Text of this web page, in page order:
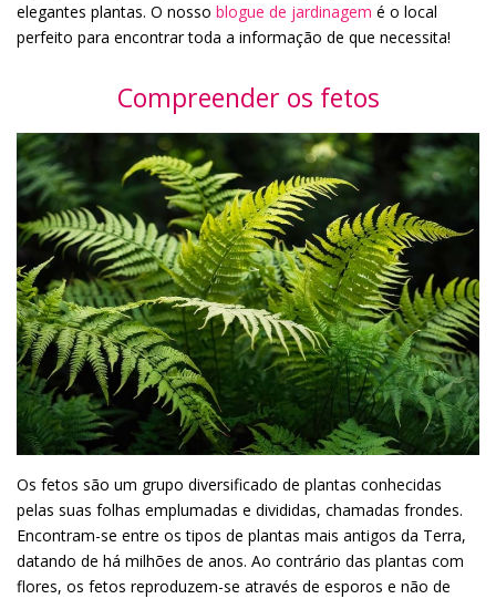
elegantes plantas. O nosso blogue de jardinagem é o local
perfeito para encontrar toda a informação de que necessita!
Compreender os fetos
Os fetos são um grupo diversificado de plantas conhecidas
pelas suas folhas emplumadas e divididas, chamadas frondes.
Encontram-se entre os tipos de plantas mais antigos da Terra,
datando de há milhões de anos. Ao contrário das plantas com
flores, os fetos reproduzem-se através de esporos e não de